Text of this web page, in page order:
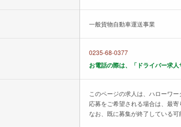
一般貨物自動車運送事業
0235-68-0377
お電話の際は、「ドライバー求
このページの求人は、ハローワ
応募をご希望される場合は、最寄
なお、既に募集が終了している可